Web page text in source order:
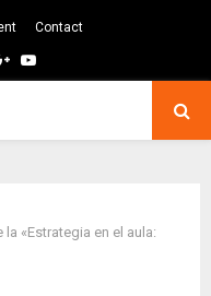
Contact
GoogleYoutube
«Estrategia en el aula: